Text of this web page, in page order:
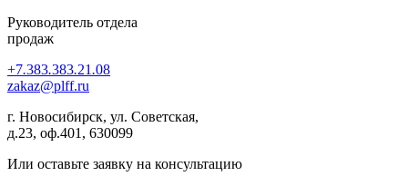
Руководитель отдела
продаж
+7.383.383.21.08
zakaz@plff.ru
г. Новосибирск, ул. Советская,
д.23, оф.401, 630099
Или оставьте заявку на консультацию